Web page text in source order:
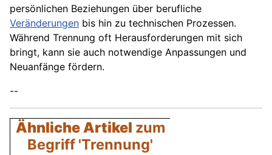
persönlichen Beziehungen über berufliche
Veränderungen bis hin zu technischen Prozessen.
Während Trennung oft Herausforderungen mit sich
bringt, kann sie auch notwendige Anpassungen und
Neuanfänge fördern.
--
Ähnliche Artikel zum
Begriff 'Trennung'